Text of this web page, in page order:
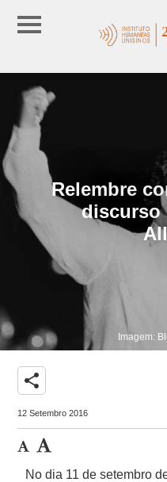
Relembre
discurso
Imagem:
share
12 Setembro 2016
No dia 11 de setembro